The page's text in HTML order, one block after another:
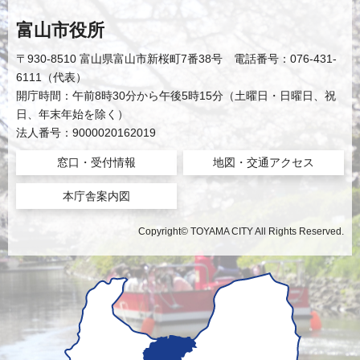
富山市役所
〒930-8510 富山県富山市新桜町7番38号 電話番号：076-431-
6111（代表）
開庁時間：午前8時30分から午後5時15分（土曜日・日曜日、祝
日、年末年始を除く）
法人番号：9000020162019
窓口・受付情報 地図・交通アクセス
本庁舎案内図
Copyright© TOYAMA CITY All Rights Reserved.